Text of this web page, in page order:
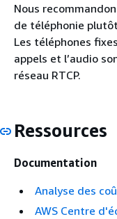
Nous
de téléphonie
Les téléphones
appels et l’audio
réseau RTCP.
Ressources
Documentation
Analyse des
AWS Centre